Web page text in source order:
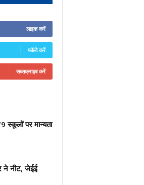
लाइक करें
फॉलो करें
सब्सक्राइब करें
पर मान्यता
ने नीट, जेईई